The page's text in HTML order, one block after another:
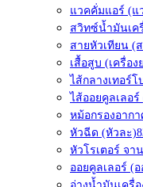
แวคคั่มแอร์ (
สวิทซ์น้ำมันเค
สายหัวเทียน (
เสื้อสูบ (เครื่อ
ไส้กลางเทอร์โ
ไส้ออยคูลเลอร์
หม้อกรองอากา
หัวฉีด (หัวละ)
หัวโรเตอร์ จา
ออยคูลเลอร์ (